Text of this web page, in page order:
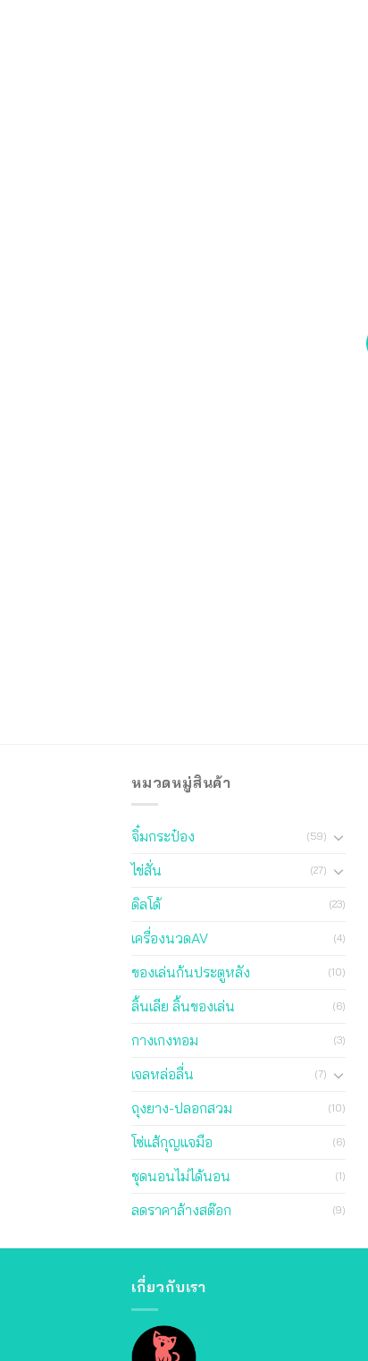
หมวดหมู่สินค้า
จิ๋มกระป๋อง (59)
ไข่สั่น (27)
ดิลโด้ (23)
เครื่องนวดAV (4)
ของเล่นก้นประตูหลัง (10)
ลิ้นเลีย ลิ้นของเล่น (6)
กางเกงทอม (3)
เจลหล่อลื่น (7)
ถุงยาง-ปลอกสวม (10)
โซ่แส้กุญแจมือ (6)
ชุดนอนไม่ได้นอน (1)
ลดราคาล้างสต๊อก (9)
เกี่ยวกับเรา